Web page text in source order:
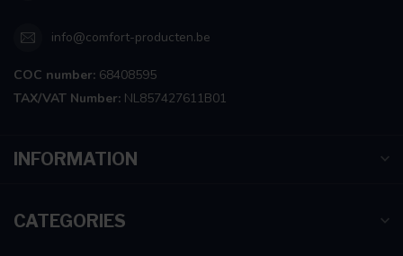
info@comfort-producten.be
COC number: 68408595
TAX/VAT Number: NL857427611B01
INFORMATION
CATEGORIES